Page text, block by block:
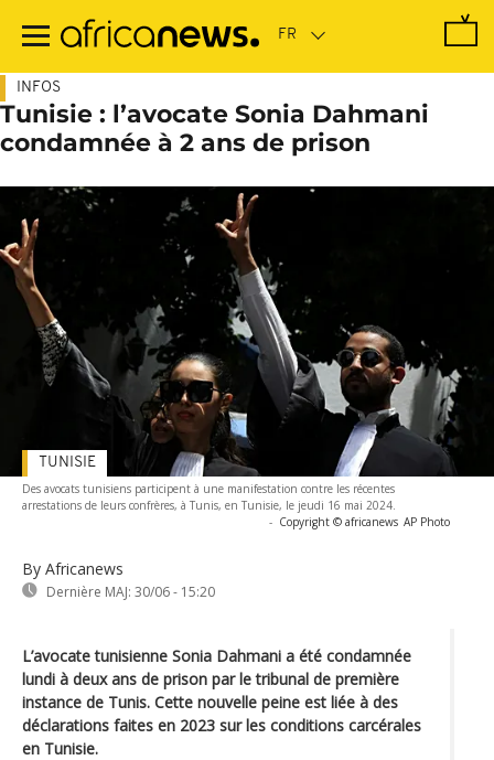
contenu
INFOS
Tunisie : l’avocate Sonia Dahmani
condamnée à 2 ans de prison
Des avocats tunisiens participent à une manifestation contre les récentes
arrestations de leurs confrères, à Tunis, en Tunisie, le jeudi 16 mai 2024.
- Copyright © africanews AP Photo
By Africanews
Dernière MAJ: 30/06 - 15:20
TUNISIE
L’avocate tunisienne Sonia Dahmani a été condamnée
lundi à deux ans de prison par le tribunal de première
instance de Tunis. Cette nouvelle peine est liée à des
déclarations faites en 2023 sur les conditions carcérales
en Tunisie.